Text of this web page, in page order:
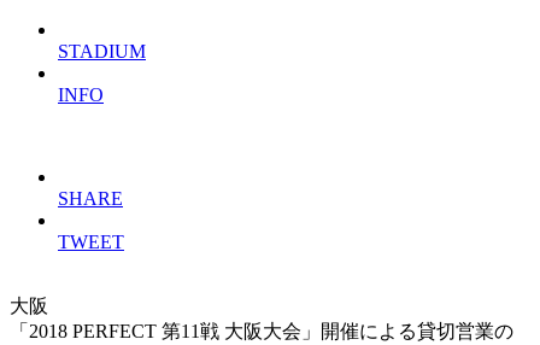
STADIUM
INFO
SHARE
TWEET
大阪
「2018 PERFECT 第11戦 大阪大会」開催による貸切営業の